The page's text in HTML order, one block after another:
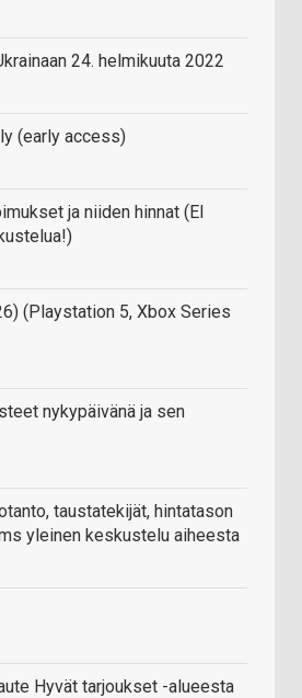
24. helmikuuta 2022
(early access)
ja niiden hinnat (EI
(Playstation 5, Xbox Series
nykypäivänä ja sen
taustatekijät, hintatason
yleinen keskustelu aiheesta
Hyvät tarjoukset -alueesta